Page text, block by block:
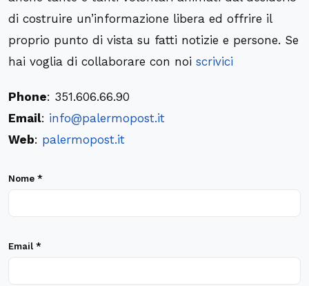
di costruire un’informazione libera ed offrire il
proprio punto di vista su fatti notizie e persone. Se
hai voglia di collaborare con noi scrivici
Phone: 351.606.66.90
Email: info@palermopost.it
Web: palermopost.it
Nome *
Email *